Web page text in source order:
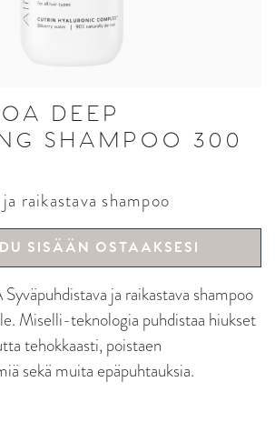
DEEP
SHAMPOO 300
raikastava shampoo
SISÄÄN OSTAAKSESI
ja raikastava shampoo
Miselli-teknologia puhdistaa hiukset
tehokkaasti, poistaen
sekä muita epäpuhtauksia.